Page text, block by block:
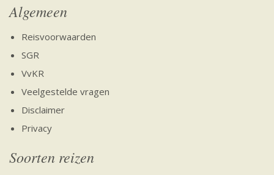
Algemeen
Reisvoorwaarden
SGR
VvKR
Veelgestelde vragen
Disclaimer
Privacy
Soorten reizen